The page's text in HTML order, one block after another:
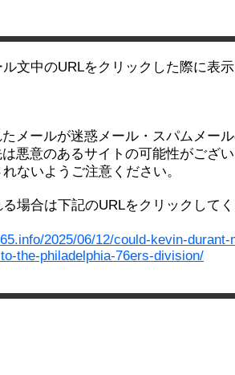
文中のURLをクリックした際に表
メールが迷惑メール・スパムメー
悪意のあるサイトの可能性がござ
ないようご注意ください。
場合は下記のURLをクリックして
2025/06/12/could-kevin-durant-
the-philadelphia-76ers-division/